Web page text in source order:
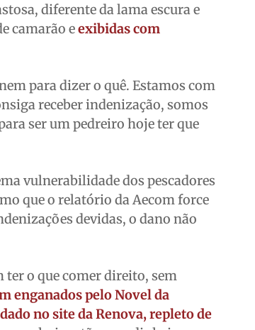
diferente da lama escura e
camarão eexibidas com
para dizer o quê. Estamos com
receber indenização, somos
ser um pedreiro hoje ter que
vulnerabilidade dos pescadores
que o relatório da Aecom force
devidas, o dano não
o que comer direito, sem
enganados pelo Novel da
no site da Renova, repleto de